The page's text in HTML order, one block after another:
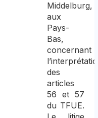
Middelburg,
aux
Pays-
Bas,
concernant
l’interprétation
des
articles
56 et 57
du TFUE.